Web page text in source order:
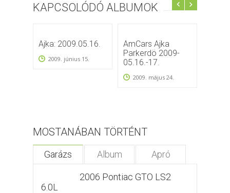
KAPCSOLÓDÓ ALBUMOK
Ajka: 2009.05.16.
2009. június 15.
AmCars Ajka
Parkerdö 2009-
05.16.-17.
2009. május 24.
MOSTANÁBAN TÖRTÉNT
Garázs Album Apró
2006 Pontiac GTO LS2
6.0L